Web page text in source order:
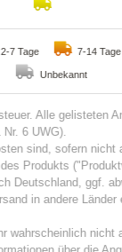
2-7 Tage 7-14 Tage
Unbekannt